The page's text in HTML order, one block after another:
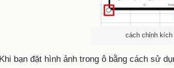
cách chỉnh
Khi bạn đặt hình ảnh trong ô bằng cách sử